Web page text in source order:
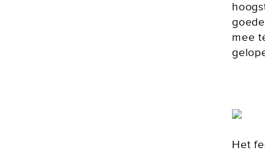
mee
Het